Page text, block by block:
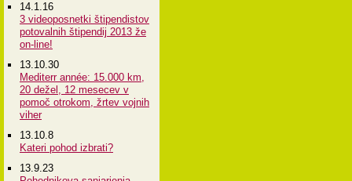
14.1.16
3 videoposnetki štipendistov
potovalnih štipendij 2013 že
on-line!
13.10.30
Mediterr année: 15.000 km,
20 dežel, 12 mesecev v
pomoč otrokom, žrtev vojnih
viher
13.10.8
Kateri pohod izbrati?
13.9.23